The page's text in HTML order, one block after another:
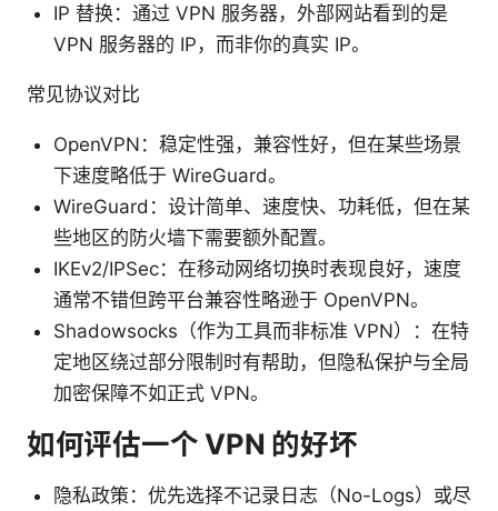
IP 替换：通过 VPN 服务器，外部网站看到的是
VPN 服务器的 IP，而非你的真实 IP。
常见协议对比
OpenVPN：稳定性强，兼容性好，但在某些场景
下速度略低于 WireGuard。
WireGuard：设计简单、速度快、功耗低，但在某
些地区的防火墙下需要额外配置。
IKEv2/IPSec：在移动网络切换时表现良好，速度
通常不错但跨平台兼容性略逊于 OpenVPN。
Shadowsocks（作为工具而非标准 VPN）：在特
定地区绕过部分限制时有帮助，但隐私保护与全局
加密保障不如正式 VPN。
如何评估一个 VPN 的好坏
隐私政策：优先选择不记录日志（No-Logs）或尽